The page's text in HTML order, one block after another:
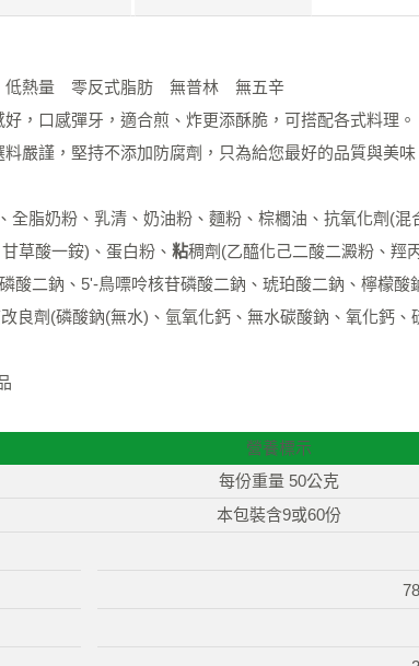
熱量 零反式脂肪 無普林 無五辛
，口感彈牙，適合煎、炸更添酥脆，可搭配各式料理。
嚴謹，堅持不添加防腐劑，只為給您最好的品質與美味
全脂奶粉、乳清、奶油粉、麵粉、棕櫚油、抗氧化劑(
草酸一銨)、蛋白粉、 粘稠劑(乙醯化己二酸二澱粉、羥
酸二鈉、5'-鳥嘌呤核苷磷酸二鈉、琥珀酸二鈉、檸檬
良劑(磷酸鈉(無水)、氫氧化鈣、無水碳酸鈉、氧化鈣
營養標示
每份重量 50公克
本包裝含9或60份